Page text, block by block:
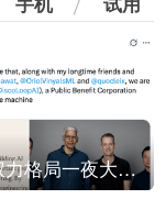
谷歌AI权力格局一夜大洗牌